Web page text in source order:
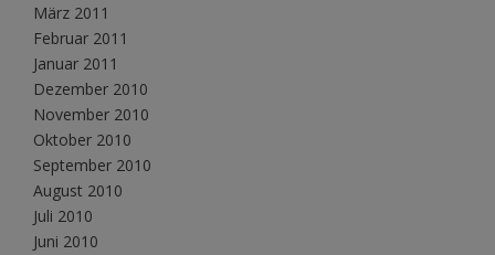
März 2011
Februar 2011
Januar 2011
Dezember 2010
November 2010
Oktober 2010
September 2010
August 2010
Juli 2010
Juni 2010